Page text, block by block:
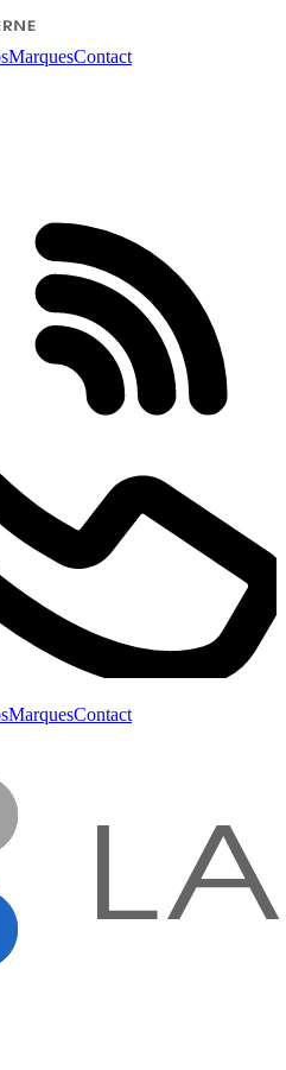
MarquesContact
MarquesContact